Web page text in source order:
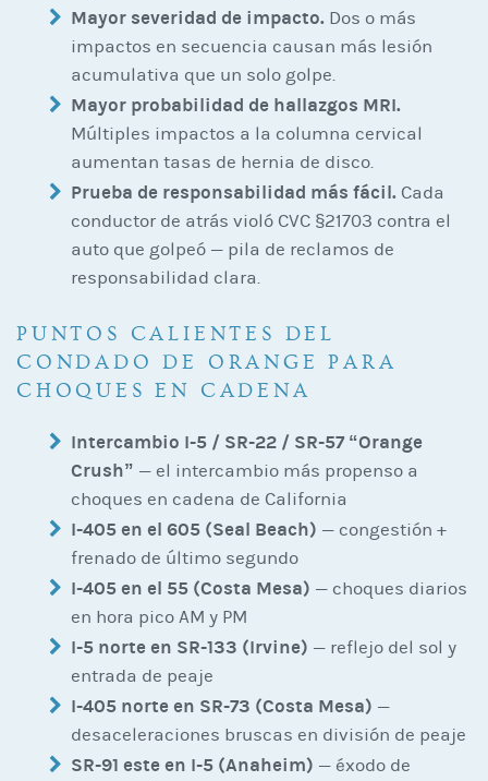
Mayor severidad de impacto. Dos o más
impactos en secuencia causan más lesión
acumulativa que un solo golpe.
Mayor probabilidad de hallazgos MRI.
Múltiples impactos a la columna cervical
aumentan tasas de hernia de disco.
Prueba de responsabilidad más fácil. Cada
conductor de atrás violó CVC §21703 contra el
auto que golpeó — pila de reclamos de
responsabilidad clara.
PUNTOS CALIENTES DEL
CONDADO DE ORANGE PARA
CHOQUES EN CADENA
Intercambio I-5 / SR-22 / SR-57 “Orange
Crush” — el intercambio más propenso a
choques en cadena de California
I-405 en el 605 (Seal Beach) — congestión +
frenado de último segundo
I-405 en el 55 (Costa Mesa) — choques diarios
en hora pico AM y PM
I-5 norte en SR-133 (Irvine) — reflejo del sol y
entrada de peaje
I-405 norte en SR-73 (Costa Mesa) —
desaceleraciones bruscas en división de peaje
SR-91 este en I-5 (Anaheim) — éxodo de